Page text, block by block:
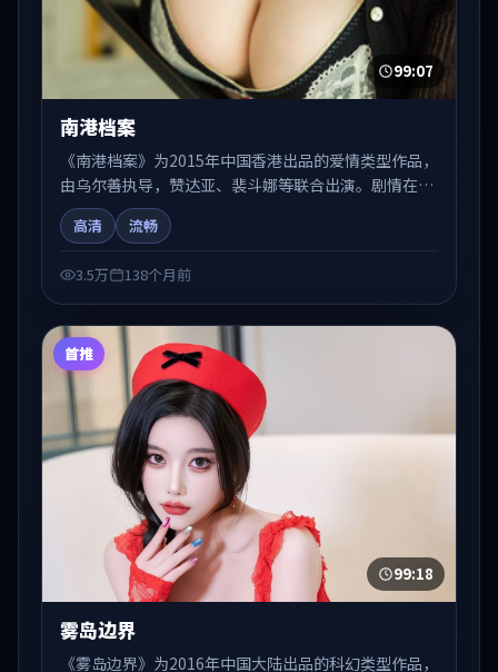
99:07
南港档案
《南港档案》为2015年中国香港出品的爱情类型作品，
由乌尔善执导，赞达亚、裴斗娜等联合出演。剧情在人
物弧光与节奏推进中展开，兼具叙事张力与视听质感。
适合关注国产在线观看、热播国产剧与院线佳片的观众
高清 流畅
3.5万 138个月前
首推
99:18
雾岛边界
《雾岛边界》为2016年中国大陆出品的科幻类型作品，